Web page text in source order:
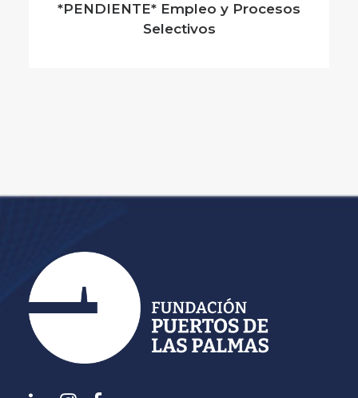
*PENDIENTE* Empleo y Procesos
Selectivos